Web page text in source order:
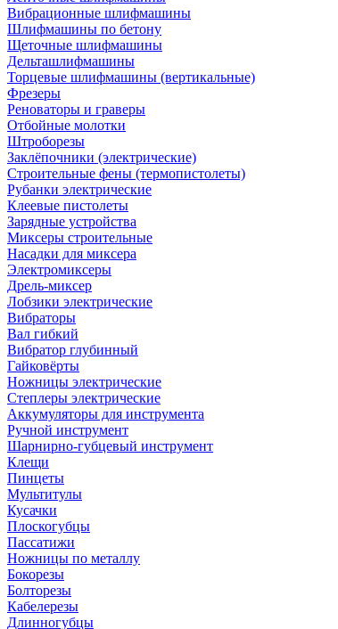
Вибрационные шлифмашины
Шлифмашины по бетону
Щеточные шлифмашины
Дельташлифмашины
Торцевые шлифмашины (вертикальные)
Фрезеры
Реноваторы и граверы
Отбойные молотки
Штроборезы
Заклёпочники (электрические)
Строительные фены (термопистолеты)
Рубанки электрические
Клеевые пистолеты
Зарядные устройства
Миксеры строительные
Насадки для миксера
Электромиксеры
Дрель-миксер
Лобзики электрические
Вибраторы
Вал гибкий
Вибратор глубинный
Гайковёрты
Ножницы электрические
Степлеры электрические
Аккумуляторы для инструмента
Ручной инструмент
Шарнирно-губцевый инструмент
Клещи
Пинцеты
Мультитулы
Кусачки
Плоскогубцы
Пассатижи
Ножницы по металлу
Бокорезы
Болторезы
Кабелерезы
Длинногубцы